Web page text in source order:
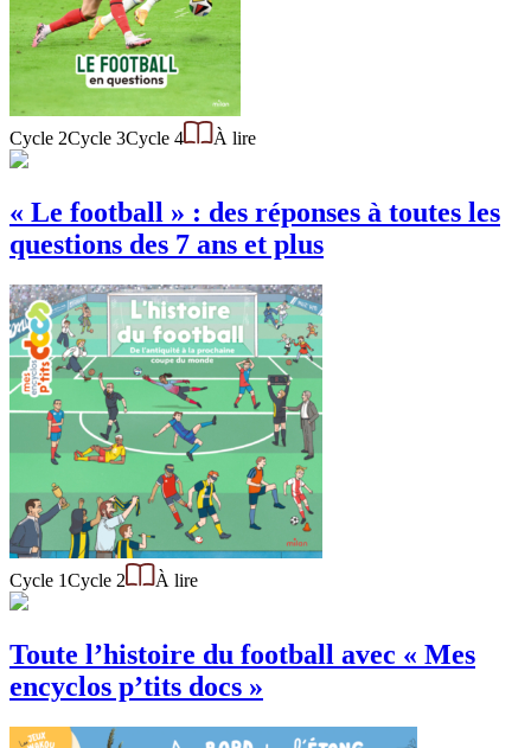
Cycle 2Cycle 3Cycle 4 À lire
« Le football » : des réponses à toutes les
questions des 7 ans et plus
Cycle 1Cycle 2 À lire
Toute l’histoire du football avec « Mes
encyclos p’tits docs »